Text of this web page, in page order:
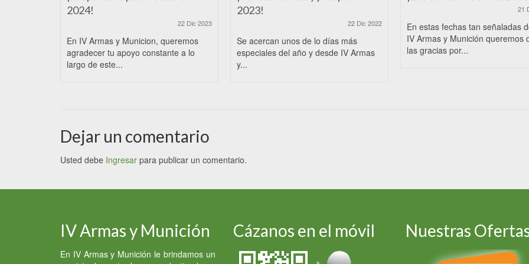
2024!
22 Dic 2023
En IV Armas y Municion, queremos
agradecer tu apoyo constante a lo
largo de este...
2023!
22 Dic 2022
Se acercan unos de lo días más
especiales del año y desde IV Armas
y...
21
En estas fechas tan señaladas
IV Armas y Munición queremos
las gracias por...
Dejar un comentario
Usted debe Ingresar para publicar un comentario.
IV Armas y Munición
En IV Armas y Munición le brindamos un
Cázanos en el móvil Nuestras